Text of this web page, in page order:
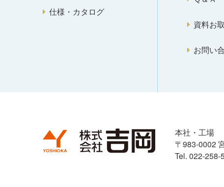
仕様・カタログ
資料お
お問い
本社・工場
〒983-0002
Tel. 022-258-